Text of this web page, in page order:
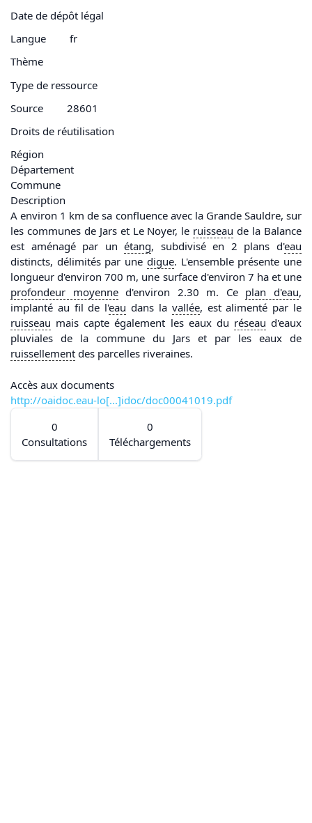
Date de dépôt légal
Langue
fr
Thème
Type de ressource
Source
28601
Droits de réutilisation
Région
Département
Commune
Description
A environ 1 km de sa confluence avec la Grande Sauldre, sur
les communes de Jars et Le Noyer, le ruisseau de la Balance
est aménagé par unétang, subdivisé en 2 plans d'eau
distincts, délimités par une digue. L'ensemble présente une
longueur d'environ 700 m, une surface d'environ 7 ha et une
profondeur moyenned'environ 2.30 m. Ce plan d'eau,
implanté au fil de l'eau dans la vallée, est alimenté par le
ruisseau mais capte également les eaux du réseau d'eaux
pluviales de la commune du Jars et par les eaux de
ruissellement des parcelles riveraines.
Accès aux documents
http://oaidoc.eau-lo[...]idoc/doc00041019.pdf
0
Consultations
0
Téléchargements